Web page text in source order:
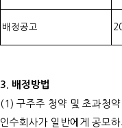
배정공고
3. 배정방법
(1) 구주주 청약 및 초과청
인수회사가 일반에게 공모